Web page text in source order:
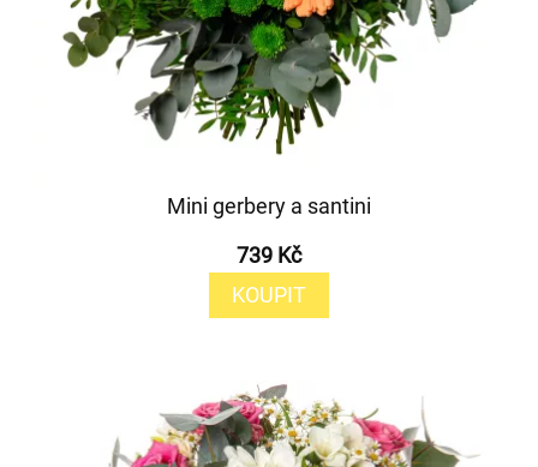
Mini gerbery a santini
739 Kč
KOUPIT